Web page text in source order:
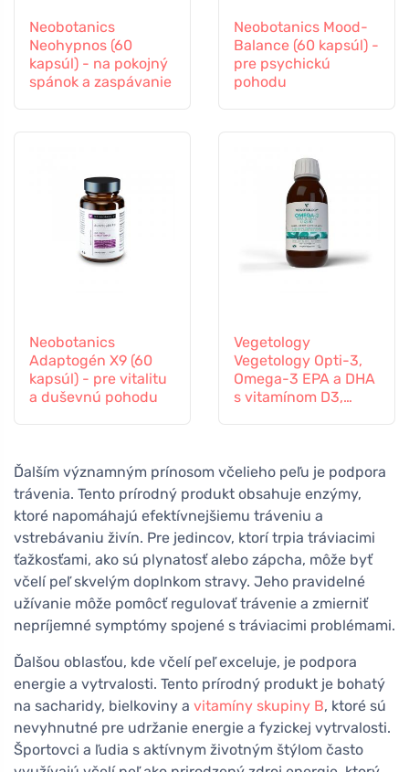
Neobotanics
Neohypnos (60
kapsúl) - na pokojný
spánok a zaspávanie
Neobotanics Mood-
Balance (60 kapsúl) -
pre psychickú
pohodu
Neobotanics
Adaptogén X9 (60
kapsúl) - pre vitalitu
a duševnú pohodu
Vegetology
Vegetology Opti-3,
Omega-3 EPA a DHA
s vitamínom D3,
Ďalším významným prínosom včelieho peľu je podpora
trávenia. Tento prírodný produkt obsahuje enzýmy,
ktoré napomáhajú efektívnejšiemu tráveniu a
vstrebávaniu živín. Pre jedincov, ktorí trpia tráviacimi
ťažkosťami, ako sú plynatosť alebo zápcha, môže byť
včelí peľ skvelým doplnkom stravy. Jeho pravidelné
užívanie môže pomôcť regulovať trávenie a zmierniť
nepríjemné symptómy spojené s tráviacimi problémami.
Ďalšou oblasťou, kde včelí peľ exceluje, je podpora
energie a vytrvalosti. Tento prírodný produkt je bohatý
na sacharidy, bielkoviny a vitamíny skupiny B, ktoré sú
nevyhnutné pre udržanie energie a fyzickej vytrvalosti.
Športovci a ľudia s aktívnym životným štýlom často